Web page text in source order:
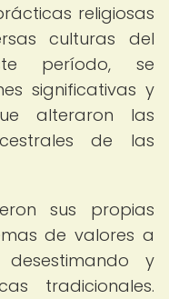
religiosas
culturas del
período, se
significativas y
alteraron las
de las
sus propias
de valores a
y
tradicionales.